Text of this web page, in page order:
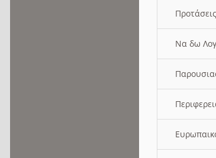
Να δω